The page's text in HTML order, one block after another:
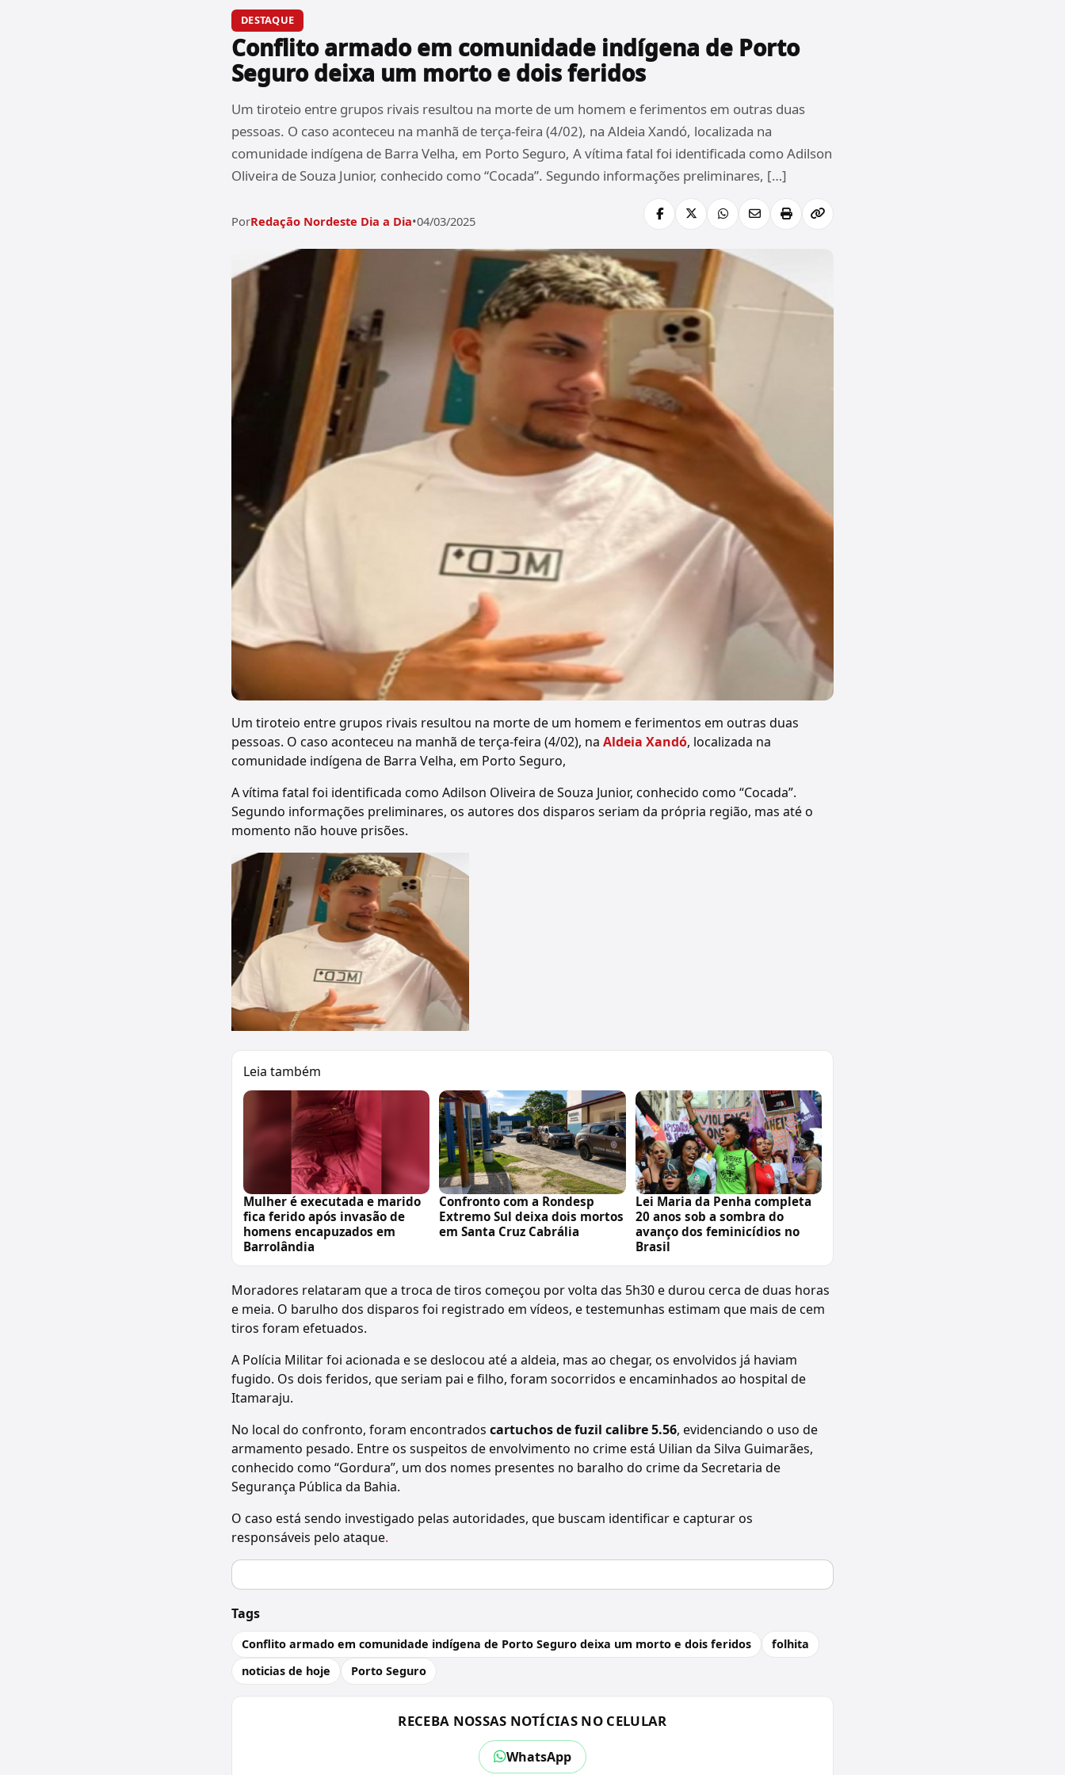
DESTAQUE
Conflito armado em comunidade indígena de Porto
Seguro deixa um morto e dois feridos
Um tiroteio entre grupos rivais resultou na morte de um homem e ferimentos em outras duas
pessoas. O caso aconteceu na manhã de terça-feira (4/02), na Aldeia Xandó, localizada na
comunidade indígena de Barra Velha, em Porto Seguro, A vítima fatal foi identificada como Adilson
Oliveira de Souza Junior, conhecido como “Cocada”. Segundo informações preliminares, […]
PorRedação Nordeste Dia a Dia•04/03/2025
Um tiroteio entre grupos rivais resultou na morte de um homem e ferimentos em outras duas
pessoas. O caso aconteceu na manhã de terça-feira (4/02), na Aldeia Xandó, localizada na
comunidade indígena de Barra Velha, em Porto Seguro,
A vítima fatal foi identificada como Adilson Oliveira de Souza Junior, conhecido como “Cocada”.
Segundo informações preliminares, os autores dos disparos seriam da própria região, mas até o
momento não houve prisões.
Leia também
Mulher é executada e marido
fica ferido após invasão de
homens encapuzados em
Barrolândia
Confronto com a Rondesp
Extremo Sul deixa dois mortos
em Santa Cruz Cabrália
Lei Maria da Penha completa
20 anos sob a sombra do
avanço dos feminicídios no
Brasil
Moradores relataram que a troca de tiros começou por volta das 5h30 e durou cerca de duas horas
e meia. O barulho dos disparos foi registrado em vídeos, e testemunhas estimam que mais de cem
tiros foram efetuados.
A Polícia Militar foi acionada e se deslocou até a aldeia, mas ao chegar, os envolvidos já haviam
fugido. Os dois feridos, que seriam pai e filho, foram socorridos e encaminhados ao hospital de
Itamaraju.
No local do confronto, foram encontrados cartuchos de fuzil calibre 5.56, evidenciando o uso de
armamento pesado. Entre os suspeitos de envolvimento no crime está Uilian da Silva Guimarães,
conhecido como “Gordura”, um dos nomes presentes no baralho do crime da Secretaria de
Segurança Pública da Bahia.
O caso está sendo investigado pelas autoridades, que buscam identificar e capturar os
responsáveis pelo ataque.
Tags
Conflito armado em comunidade indígena de Porto Seguro deixa um morto e dois feridos
folhita
noticias de hoje
Porto Seguro
RECEBA NOSSAS NOTÍCIAS NO CELULAR
WhatsApp